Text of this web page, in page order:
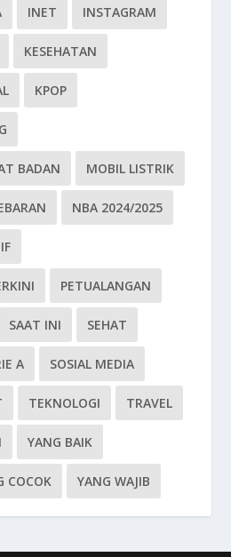
INET INSTAGRAM
KESEHATAN
KPOP
BADAN MOBIL LISTRIK
NBA 2024/2025
PETUALANGAN
SAAT INI SEHAT
A SOSIAL MEDIA
TEKNOLOGI TRAVEL
YANG BAIK
COCOK YANG WAJIB